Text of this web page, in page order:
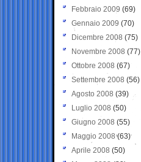
Febbraio 2009 (69)
Gennaio 2009 (70)
Dicembre 2008 (75)
Novembre 2008 (77)
Ottobre 2008 (67)
Settembre 2008 (56)
Agosto 2008 (39)
Luglio 2008 (50)
Giugno 2008 (55)
Maggio 2008(63)
Aprile 2008 (50)